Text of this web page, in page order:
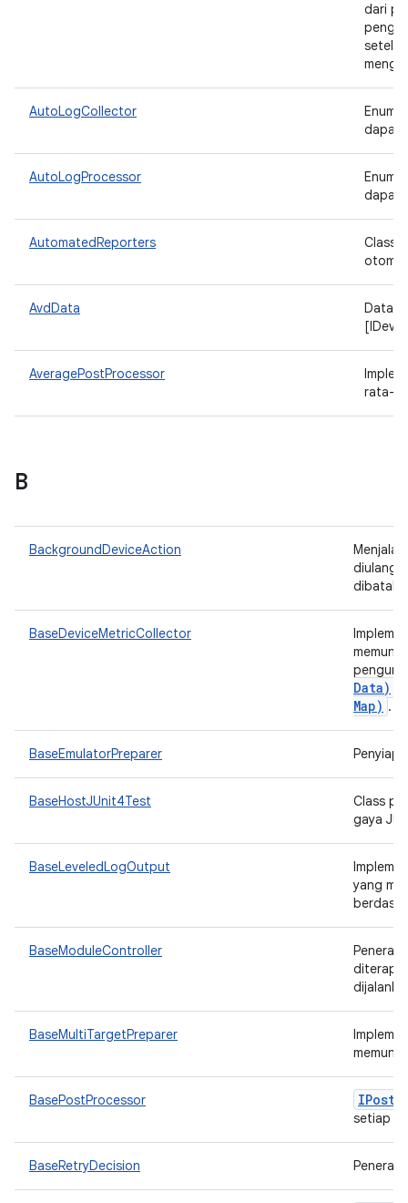
dari
AutoLogCollector
dapat
AutoLogProcessor
dapat
AutomatedReporters
Class
AvdData
Data
AveragePostProcessor
rata-
B
BackgroundDeviceAction
diulang
BaseDeviceMetricCollector
Data)
Map) .
BaseEmulatorPreparer
BaseHostJUnit4Test
Class
gaya
BaseLeveledLogOutput
yang
BaseModuleController
BaseMultiTargetPreparer
BasePostProcessor IPost
setiap
BaseRetryDecision